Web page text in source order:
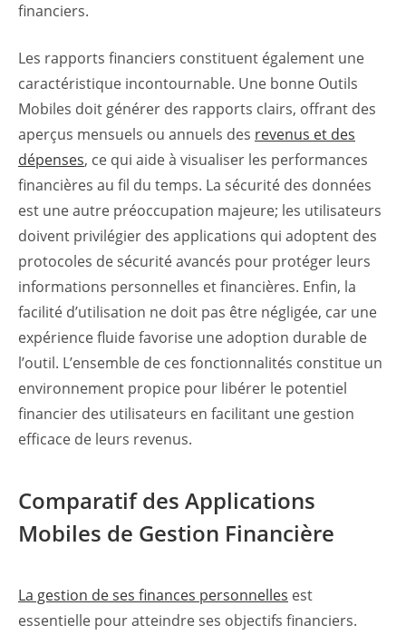
financiers.
Les rapports financiers constituent également une
caractéristique incontournable. Une bonne Outils
Mobiles doit générer des rapports clairs, offrant des
aperçus mensuels ou annuels des revenus et des
dépenses, ce qui aide à visualiser les performances
financières au fil du temps. La sécurité des données
est une autre préoccupation majeure; les utilisateurs
doivent privilégier des applications qui adoptent des
protocoles de sécurité avancés pour protéger leurs
informations personnelles et financières. Enfin, la
facilité d’utilisation ne doit pas être négligée, car une
expérience fluide favorise une adoption durable de
l’outil. L’ensemble de ces fonctionnalités constitue un
environnement propice pour libérer le potentiel
financier des utilisateurs en facilitant une gestion
efficace de leurs revenus.
Comparatif des Applications
Mobiles de Gestion Financière
La gestion de ses finances personnelles est
essentielle pour atteindre ses objectifs financiers.